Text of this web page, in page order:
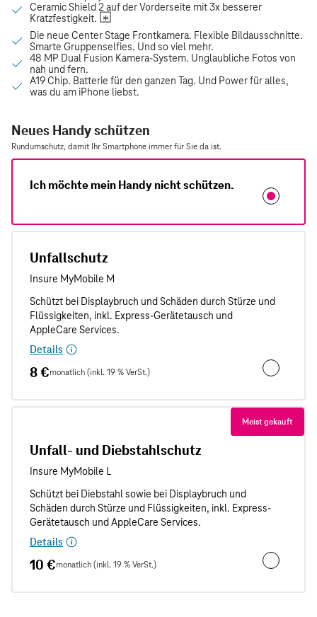
Neues Handy schützen
Rundumschutz, damit Ihr Smartphone immer für Sie da ist.
Ich möchte mein Handy nicht schützen.
Unfallschutz
Details
8 €monatlich (inkl. 19 % VerSt.)
Meist gekauft
Unfall- und Diebstahlschutz
Details
10 €monatlich (inkl. 19 % VerSt.) Unfall- und